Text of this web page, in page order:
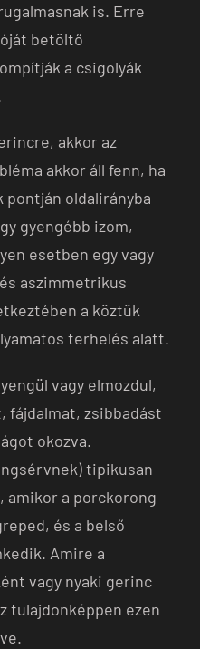
is. Erre
betöltő
a csigolyák
akkor az
akkor áll fenn, ha
pontján oldalirányba
gyengébb izom,
esetben egy vagy
aszimmetrikus
a köztük
terhelés alatt.
vagy elmozdul,
fájdalmat, zsibbadást
okozva.
tipikusan
amikor a porckorong
és a belső
Amire a
vagy nyaki gerinc
tulajdonképpen ezen